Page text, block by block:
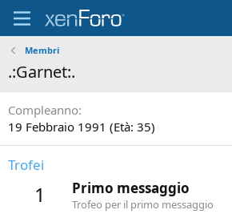
Membri
.:Garnet:.
Compleanno
19 Febbraio 1991 (Età: 35)
Trofei
1 Primo messaggio
Trofeo per il primo messaggio